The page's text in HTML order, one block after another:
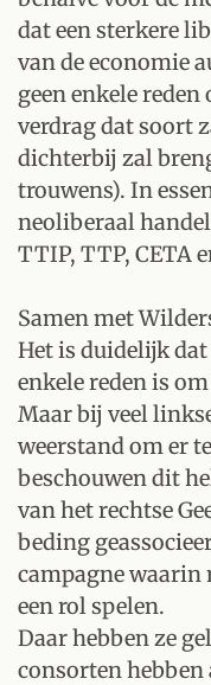
dat een sterkere
van de economie
geen enkele
verdrag dat soort
dichterbij zal
trouwens). In
neoliberaal
TTIP, TTP, CETA
Samen met
Het is duidelijk
enkele reden is
Maar bij veel
weerstand om er
beschouwen dit
van het rechtse
beding
campagne waarin
een rol spelen.
Daar hebben ze
consorten